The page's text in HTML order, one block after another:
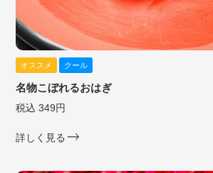
オススメ クール
名物こぼれるおはぎ
税込 349円
詳しく見る